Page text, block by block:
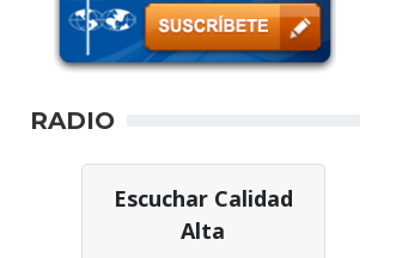
RADIO
Escuchar Calidad
Alta